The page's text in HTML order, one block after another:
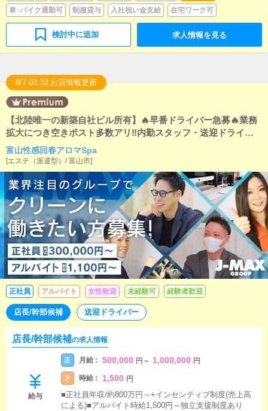
車･バイク通勤可
制服貸与 入社祝い金支給 在宅ワーク可
検討中に追加 求人情報を見る
8/7 02:10 お店情報更新
【北陸唯一の新築自社ビル所有】🔥早番ドライバー急募🔥業務
拡大につき空きポスト多数アリ‼内勤スタッフ・送迎ドライバ
ー・幹部候補急募！！週休2日制OK！WワークOK！ 一般企業
となんら変わりません！
富山性感回春アロマSpa
[エステ（派遣型） /富山市]
正社員 アルバイト 女性歓迎 未経験可 経験者歓迎
店長/幹部候補 送迎ドライバー
店長/幹部候補の求人情報
給与
正 月給 : 500,000 円 ～ 1,000,000 円
ア 時給 : 1,500 円
■正社員年収/約800万円～+インセンティブ制度(売上高
による)■アルバイト時給1,500円～独立支援制度あり